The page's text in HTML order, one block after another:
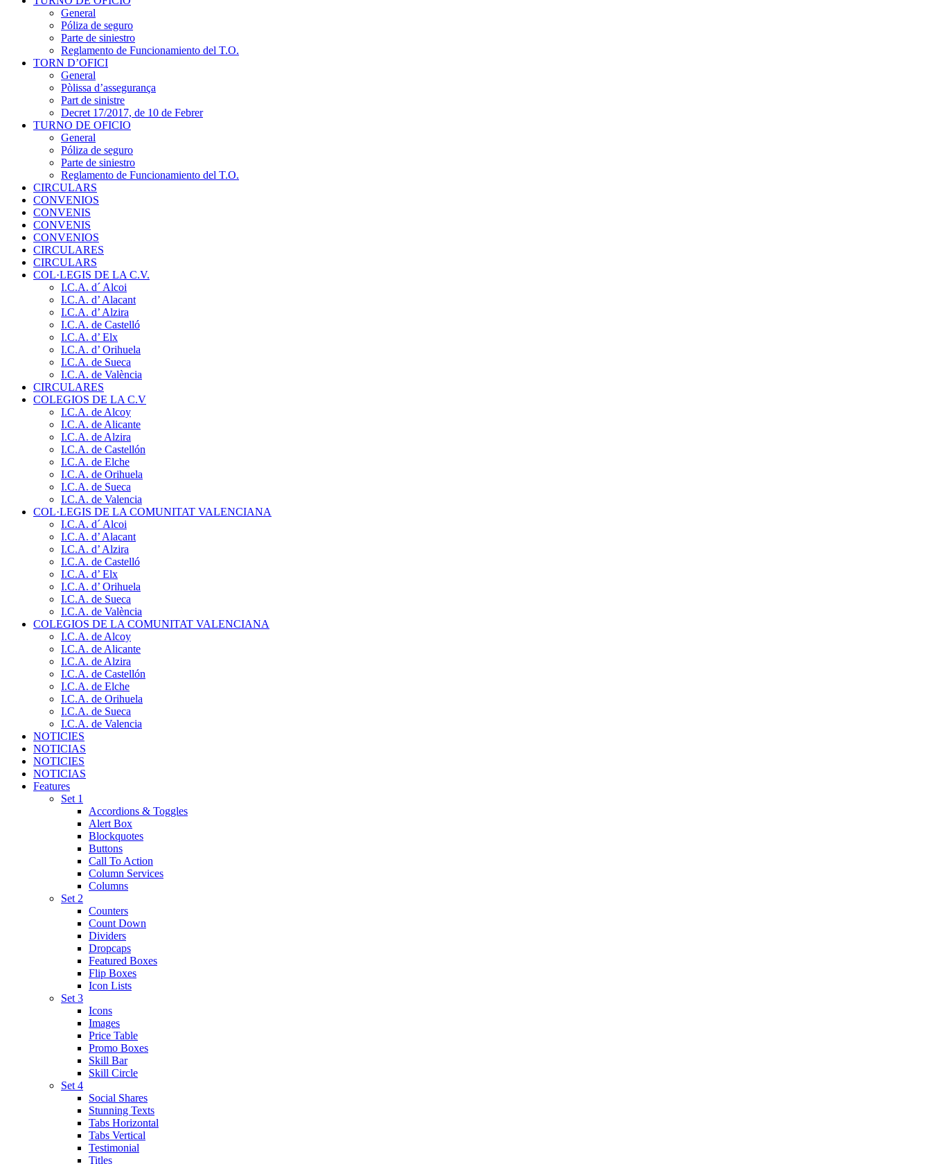
General
Póliza de seguro
Parte de siniestro
Reglamento de Funcionamiento del T.O.
TORN D’OFICI
General
Pòlissa d’assegurança
Part de sinistre
Decret 17/2017, de 10 de Febrer
TURNO DE OFICIO
General
Póliza de seguro
Parte de siniestro
Reglamento de Funcionamiento del T.O.
CIRCULARS
CONVENIOS
CONVENIS
CONVENIS
CONVENIOS
CIRCULARES
CIRCULARS
COL·LEGIS DE LA C.V.
I.C.A. d´ Alcoi
I.C.A. d’ Alacant
I.C.A. d’ Alzira
I.C.A. de Castelló
I.C.A. d’ Elx
I.C.A. d’ Orihuela
I.C.A. de Sueca
I.C.A. de València
CIRCULARES
COLEGIOS DE LA C.V
I.C.A. de Alcoy
I.C.A. de Alicante
I.C.A. de Alzira
I.C.A. de Castellón
I.C.A. de Elche
I.C.A. de Orihuela
I.C.A. de Sueca
I.C.A. de Valencia
COL·LEGIS DE LA COMUNITAT VALENCIANA
I.C.A. d´ Alcoi
I.C.A. d’ Alacant
I.C.A. d’ Alzira
I.C.A. de Castelló
I.C.A. d’ Elx
I.C.A. d’ Orihuela
I.C.A. de Sueca
I.C.A. de València
COLEGIOS DE LA COMUNITAT VALENCIANA
I.C.A. de Alcoy
I.C.A. de Alicante
I.C.A. de Alzira
I.C.A. de Castellón
I.C.A. de Elche
I.C.A. de Orihuela
I.C.A. de Sueca
I.C.A. de Valencia
NOTICIES
NOTICIAS
NOTICIES
NOTICIAS
Features
Set 1
Accordions & Toggles
Alert Box
Blockquotes
Buttons
Call To Action
Column Services
Columns
Set 2
Counters
Count Down
Dividers
Dropcaps
Featured Boxes
Flip Boxes
Icon Lists
Set 3
Icons
Images
Price Table
Promo Boxes
Skill Bar
Skill Circle
Set 4
Social Shares
Stunning Texts
Tabs Horizontal
Tabs Vertical
Testimonial
Titles